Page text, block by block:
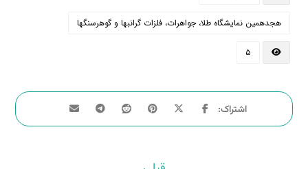
هجدهمین نمایشگاه طلا، جواهرات، فلزات گرانبها و گوهرسنگها
۵